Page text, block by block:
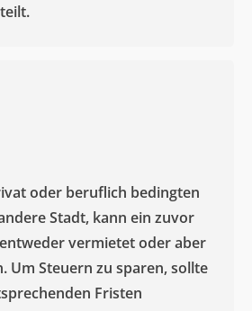
oder beruflich bedingten
Stadt, kann ein zuvor
vermietet oder aber
Um Steuern zu sparen, sollte
Fristen